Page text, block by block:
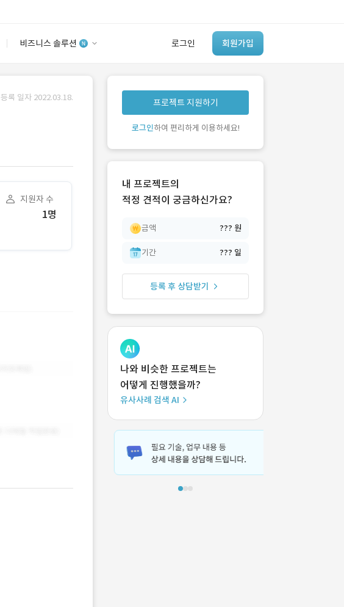
비즈니스 솔루션 로그인 회원가입
안심 코드 케어
유사사례 검색 AI
‘이런 거’ 만들어본
개발 회사 있어?
등록 일자 2022.03.18.
지원자 수
1명
프로젝트 지원하기
로그인하여 편리하게 이용하세요!
내 프로젝트의
적정 견적이 궁금하신가요?
금액 ??? 원
기간 ??? 일
등록 후 상담받기
나와 비슷한 프로젝트는
어떻게 진행했을까?
유사사례 검색 AI